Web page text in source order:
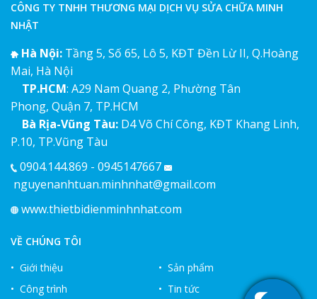
CÔNG TY TNHH THƯƠNG MẠI DỊCH VỤ SỬA CHỮA MINH
NHẬT
Hà Nội: Tầng 5, Số 65, Lô 5, KĐT Đền Lừ II, Q.Hoàng
Mai, Hà Nội
TP.HCM: A29 Nam Quang 2, Phường Tân
Phong, Quận 7, TP.HCM
Bà Rịa-Vũng Tàu: D4 Võ Chí Công, KĐT Khang Linh,
P.10, TP.Vũng Tàu
0904.144.869 - 0945147667
nguyenanhtuan.minhnhat@gmail.com
www.thietbidienminhnhat.com
VỀ CHÚNG TÔI
• Giới thiệu
• Sản phẩm
• Công trình
• Tin tức